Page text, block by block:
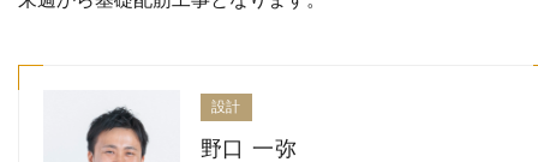
設計
野口 一弥